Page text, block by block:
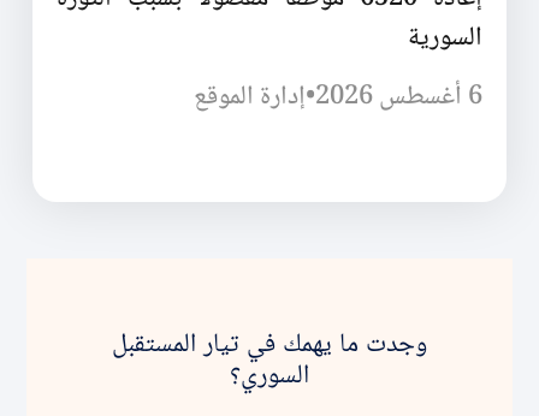
السورية
6 أغسطس 2026
•إدارة الموقع
وجدت ما يهمك في تيار المستقبل
السوري؟